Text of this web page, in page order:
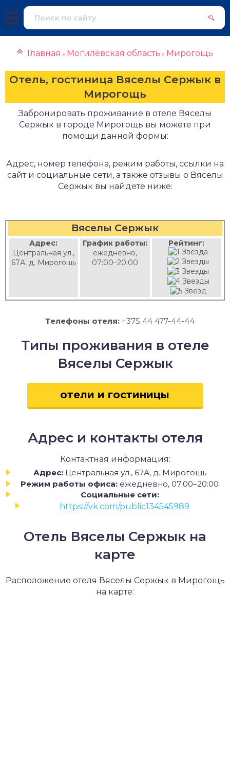
Главная » Могилёвская область » Мирогощь
Отель, гостиница Вяселы Сержык в
Мирогощь
Забронировать проживание в отеле Вяселы
Сержык в городе Мирогощь вы можете при
помощи данной формы:
Адрес, номер телефона, режим работы, ссылки на
сайт и социальные сети, а также отзывы о Вяселы
Сержык вы найдете ниже:
Вяселы Сержык
Адрес:
Центральная ул.,
67А, д. Мирогощь
График работы:
ежедневно,
07:00–20:00
Рейтинг:
Телефоны отеля: +375 44 477-44-44
Типы проживания в отеле
Вяселы Сержык
отели и гостиницы
Адрес и контакты отеля
Контактная информация:
Адрес: Центральная ул., 67А, д. Мирогощь
Режим работы офиса: ежедневно, 07:00–20:00
Социальные сети:
https://vk.com/public134545989
Отель Вяселы Сержык на
карте
Расположение отеля Вяселы Сержык в Мирогощь
на карте: